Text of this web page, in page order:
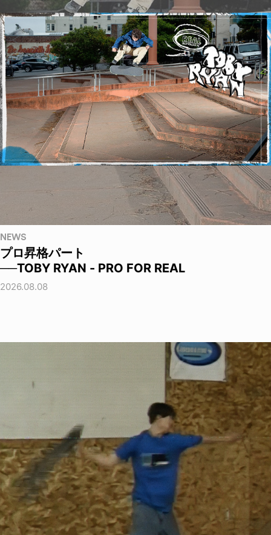
NEWS
プロ昇格パート
──TOBY RYAN - PRO FOR REAL
2026.08.08